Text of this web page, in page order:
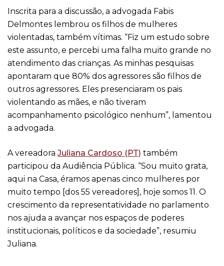
Inscrita para a discussão, a advogada Fabis
Delmontes lembrou os filhos de mulheres
violentadas, também vítimas. “Fiz um estudo sobre
este assunto, e percebi uma falha muito grande no
atendimento das crianças. As minhas pesquisas
apontaram que 80% dos agressores são filhos de
outros agressores. Eles presenciaram os pais
violentando as mães, e não tiveram
acompanhamento psicológico nenhum”, lamentou
a advogada.
A vereadora Juliana Cardoso (PT) também
participou da Audiência Pública. “Sou muito grata,
aqui na Casa, éramos apenas cinco mulheres por
muito tempo [dos 55 vereadores], hoje somos 11. O
crescimento da representatividade no parlamento
nos ajuda a avançar nos espaços de poderes
institucionais, políticos e da sociedade”, resumiu
Juliana.